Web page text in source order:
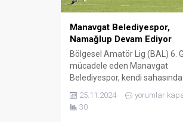
Manavgat Belediyespor,
Namağlup Devam Ediyor
Bölgesel Amatör Lig (BAL) 6.
mücadele eden Manavgat
Belediyespor, kendi sahasında
mağlup ederek yoluna
şekilde devam ediyor.
25.11.2024
yorumlar
30